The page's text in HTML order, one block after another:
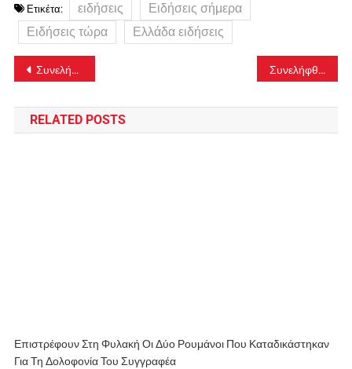
Ετικέτα: ειδήσεις
Ειδήσεις σήμερα
Ειδήσεις τώρα
Ελλάδα ειδήσεις
Πλοήγηση
άρθρων
Συνελήφθη ο οδηγός του βυτιοφόρου για την επίκινδυνη προσπέραση στα Χανιά – Δείτε βίντεο Συνελήφθη οδηγός ταξί που χρέωσε 175 ευρώ για διαδρομή από το «Ελευθέριος Βενιζέλος» στο κέντρο της Αθήνας
RELATED POSTS
Επιστρέφουν Στη Φυλακή Οι Δύο Ρουμάνοι Που Καταδικάστηκαν
Για Τη Δολοφονία Του Συγγραφέα